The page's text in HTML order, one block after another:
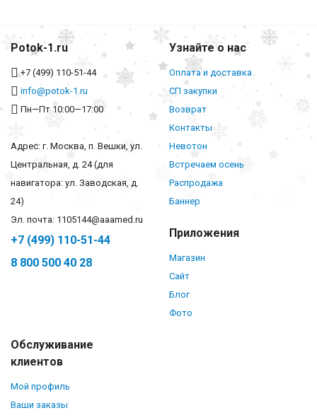
Potok-1.ru
+7 (499) 110-51-44
info@potok-1.ru
Пн—Пт 10:00—17:00
Адрес: г. Москва, п. Вешки, ул.
Центральная, д. 24 (для
навигатора: ул. Заводская, д.
24)
Эл. почта: 1105144@aaamed.ru
+7 (499) 110-51-44
8 800 500 40 28
Узнайте о нас
Оплата и доставка
СП закупки
Возврат
Контакты
Невотон
Встречаем осень
Распродажа
Баннер
Приложения
Магазин
Сайт
Блог
Фото
Обслуживание
клиентов
Мой профиль
Ваши заказы